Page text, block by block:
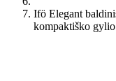
Ifö Elegant
kompaktiško gylio